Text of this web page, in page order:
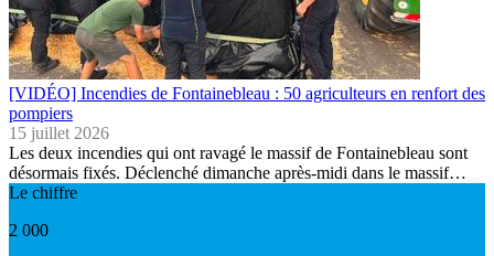
[VIDÉO] Incendies de Fontainebleau : 50 agriculteurs en renfort des
pompiers
15 juillet 2026
Les deux incendies qui ont ravagé le massif de Fontainebleau sont
désormais fixés. Déclenché dimanche après-midi dans le massif…
Le chiffre
2 000